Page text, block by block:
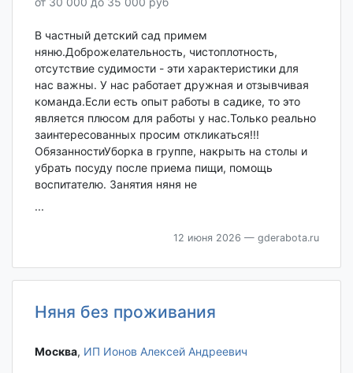
В частный детский сад примем
няню.Доброжелательность, чистоплотность,
отсутствие судимости - эти характеристики для
нас важны. У нас работает дружная и отзывчивая
команда.Если есть опыт работы в садике, то это
является плюсом для работы у нас.Только реально
заинтересованных просим откликаться!!!
ОбязанностиУборка в группе, накрыть на столы и
убрать посуду после приема пищи, помощь
воспитателю. Занятия няня не
...
12 июня 2026 — gderabota.ru
Няня без проживания
Москва‎, ИП Ионов Алексей Андреевич